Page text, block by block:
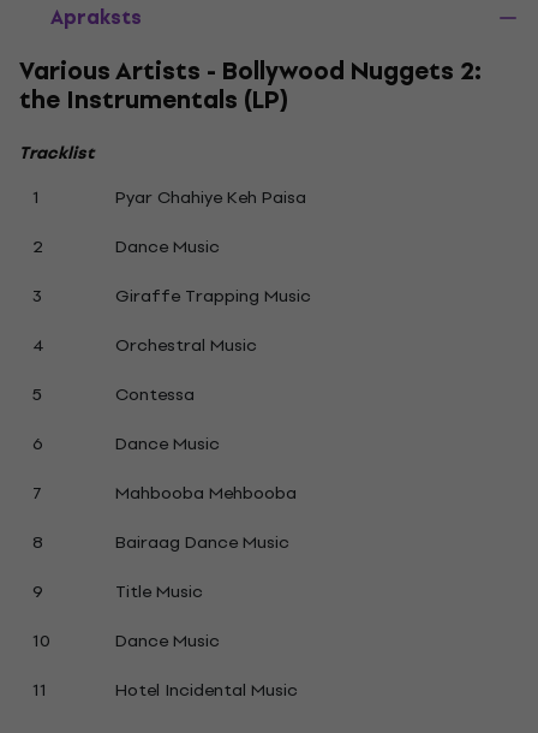
Apraksts
Various Artists - Bollywood Nuggets 2:
the Instrumentals (LP)
Tracklist
1
Pyar Chahiye Keh Paisa
2
Dance Music
3
Giraffe Trapping Music
4
Orchestral Music
5
Contessa
6
Dance Music
7
Mahbooba Mehbooba
8
Bairaag Dance Music
9
Title Music
10
Dance Music
11
Hotel Incidental Music